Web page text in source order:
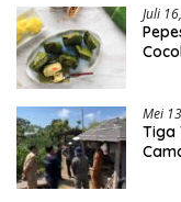
Juli
Mei
Tiga